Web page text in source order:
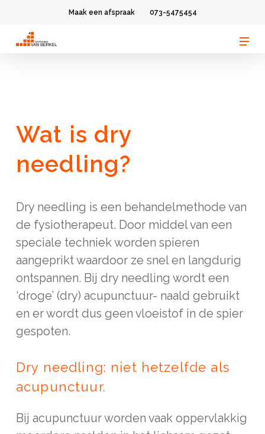
main
Maak een afspraak 073-5475454
Wat is dry
needling?
Dry needling is een behandelmethode van
de fysiotherapeut. Door middel van een
speciale techniek worden spieren
aangeprikt waardoor ze snel en langdurig
ontspannen. Bij dry needling wordt een
‘droge’ (dry) acupunctuur- naald gebruikt
en er wordt dus geen vloeistof in de spier
gespoten.
Dry needling: niet hetzelfde als
acupunctuur.
Bij acupunctuur worden vaak oppervlakkig
Close